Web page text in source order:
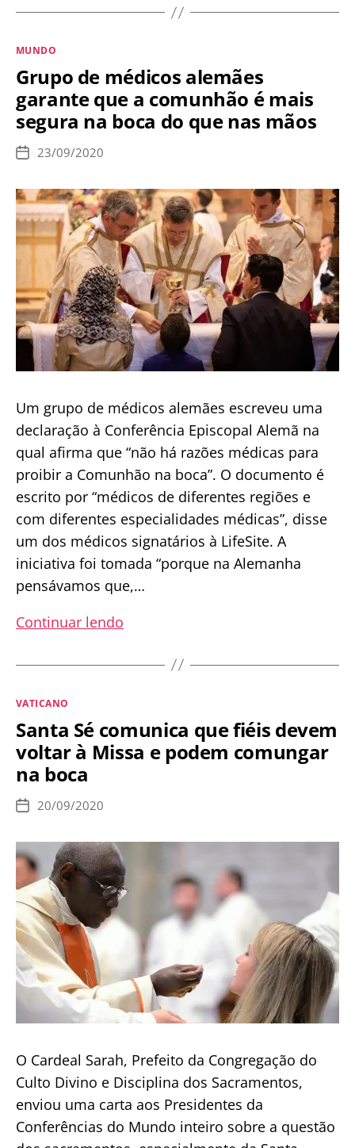
à
padres
negam
a
a
fieis
Categorias
MUNDO
Grupo de médicos alemães
garante que a comunhão é mais
segura na boca do que nas mãos
Data
publicação
23/09/2020
Um grupo de médicos alemães escreveu uma
declaração à Conferência Episcopal Alemã na
qual afirma que “não há razões médicas para
proibir a Comunhão na boca”. O documento é
escrito por “médicos de diferentes regiões e
com diferentes especialidades médicas”, disse
um dos médicos signatários à LifeSite. A
iniciativa foi tomada “porque na Alemanha
pensávamos que,…
Continuar lendo
médicos
que
a
segura
na
boca
que
nas
mãos
Categorias
VATICANO
Santa Sé comunica que fiéis devem
voltar à Missa e podem comungar
na boca
Data
publicação
20/09/2020
O Cardeal Sarah, Prefeito da Congregação do
Culto Divino e Disciplina dos Sacramentos,
enviou uma carta aos Presidentes da
Conferências do Mundo inteiro sobre a questão